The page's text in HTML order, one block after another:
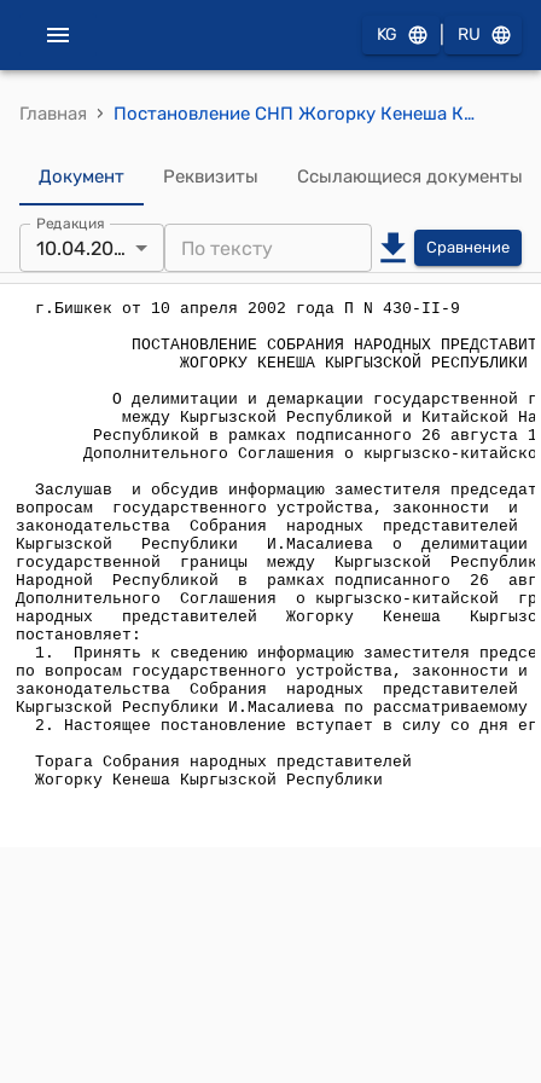
KG RU
Главная › Постановление СНП Жогорку Кенеша КР от 10 апреля 2002 года П N 430-II-9 "О делимитации и демаркации государственной границы между Кыргызской Республикой и Китайской Народной Республикой в рамках подписанного 26 августа 1999 года Дополнительного Соглашения о кыргызско-китайской границе"
Документ Реквизиты Ссылающиеся документы
Редакция
10.04.2002 Сравнение